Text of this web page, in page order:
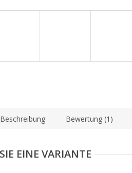
Beschreibung Bewertung (1)